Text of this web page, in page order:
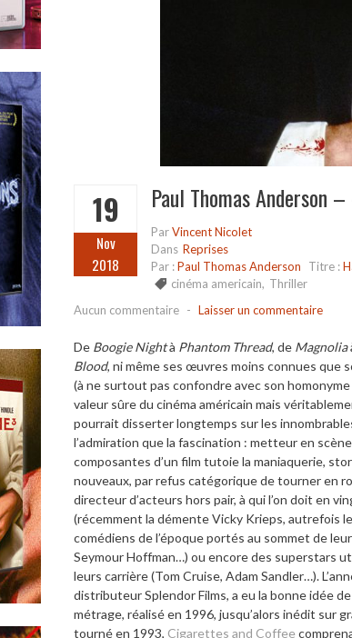
19
Nov
2018
Paul Thomas Anderson
ParVincent Nicolet
Dans Reprises
Par :Paul Thomas Anderson Titre :
cinéma americain, Thriller
Aucun commentaire - Laisser un commentaire
De Boogie Nightà Phantom Thread, de Magnolia
Blood, ni même ses œuvres moins connues que
(à ne surtout pas confondre avec son
valeur sûre du cinéma américain mais
pourrait disserter longtemps sur les
l’admiration que la fascination : metteur en
composantes d’un film tutoie la maniaquerie,
nouveaux, par refus catégorique de tourner en
directeur d’acteurs hors pair, à qui l’on doit en
(récemment la démente Vicky Krieps, autrefois
comédiens de l’époque portés au sommet de
Seymour Hoffman…) ou encore des superstars
leurs carrière (Tom Cruise, Adam Sandler…).
distributeur Splendor Films, a eu la bonne idée
métrage, réalisé en 1996, jusqu’alors inédit sur
tourné en 1993, Cigarettes and Coffee